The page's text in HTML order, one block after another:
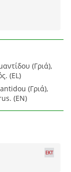
(Γριά),
(EL)
(Γριά),
(EN)